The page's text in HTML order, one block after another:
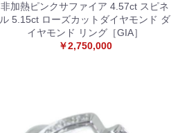
非加熱ピンクサファイア 4.57ct スピネ
ル 5.15ct ローズカットダイヤモンド ダ
イヤモンド リング［GIA］
￥2,750,000